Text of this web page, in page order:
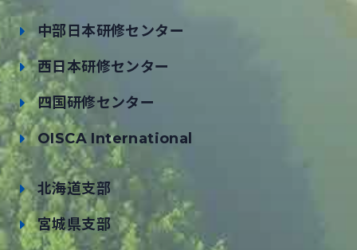
中部日本研修センター
西日本研修センター
四国研修センター
OISCA International
北海道支部
宮城県支部